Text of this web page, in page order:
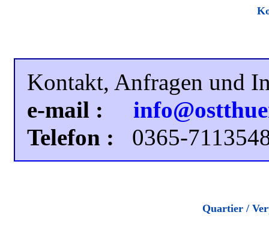
Kontakt, Anfragen und
e-mail :
Telefon : 0365-
Quartier /